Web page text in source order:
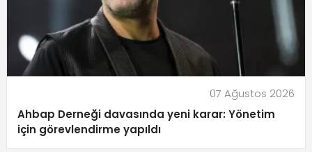
07 Ağustos 2026
Ahbap Derneği davasında yeni karar: Yönetim
için görevlendirme yapıldı